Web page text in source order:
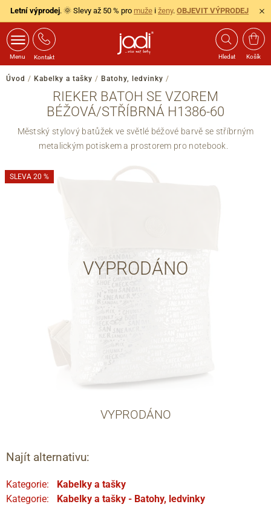
Letní výprodej. 🌞 Slevy až 50 % pro muže i ženy. OBJEVIT VÝPRODEJ
Menu Kontakt Hledat Košík
Úvod / Kabelky a tašky / Batohy, ledvinky /
RIEKER BATOH SE VZOREM
BÉŽOVÁ/STŘÍBRNÁ H1386-60
Městský stylový batůžek ve světlé béžové barvě se stříbrným
metalickým potiskem a prostorem pro notebook.
VYPRODÁNO
SLEVA 20 %
VYPRODÁNO
Najít alternativu:
Kategorie:
Kabelky a tašky
Kategorie:
Kabelky a tašky - Batohy, ledvinky